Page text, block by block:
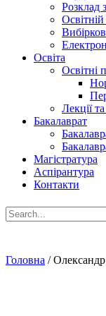
Розклад
Освіта
Освітні
Лекції
Бакалаврат
Магістратура
Аспірантура
Контакти
Головна /